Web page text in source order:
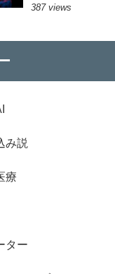
387 views
み説
療
ター